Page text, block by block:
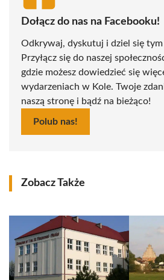
Dołącz do nas na Facebooku!
Odkrywaj, dyskutuj i dziel się tym
Przyłącz się do naszej
gdzie możesz dowiedzieć się
wydarzeniach w Kole. Twoje
naszą stronę i bądź na bieżąco!
Polub nas!
Zobacz Także